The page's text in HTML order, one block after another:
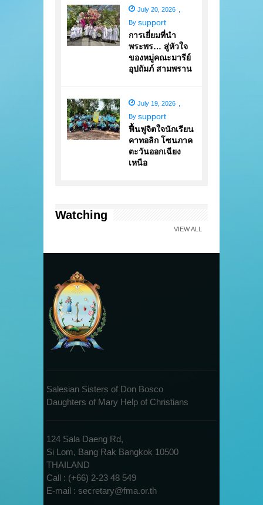
July 20, 2026
By support
การเยี่ยมที่นำ
พระพร… สู่หัวใจ
ของหมู่คณะมารีย์
อุปถัมภ์ สามพราน
July 19, 2026
By support
ฟื้นฟูจิตใจนักเรียน
คาทอลิก โซนภาค
ตะวันออกเฉียง
เหนือ
Watching
VIEW ALL
Salesian Sisters of Don Bosco
Daughters of Mary Help of Christians
124 Sala Daeng Rd,
Si Lom, Bang Rak Bangkok 10500
THAILAND
Call : (+66) 2-23 48 549
E-mail : secretary@fma.or.th